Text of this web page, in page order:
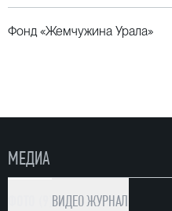
Фонд «Жемчужина Урала»
МЕДИА
ВИДЕОЖУРНАЛ